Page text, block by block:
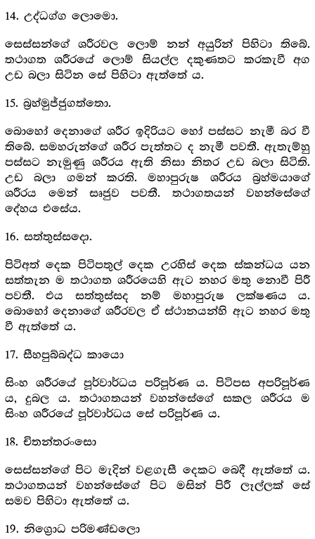
14. උද්ධග්ග ලොමො.
සෙස්සන්ගේ ශරීරවල ලොම් නන් අයුරින් පිහිටා තිබේ.
තථාගත ශරීරයේ ලොම් සියල්ල දකුණතට කරකැවී අග
උඩ බලා සිටින සේ පිහිටා ඇත්තේ ය.
15. බ්‍රහ්මුජ්ජුගත්තො.
බොහෝ දෙනාගේ ශරීර ඉදිරියට හෝ පස්සට නැමී බර වී
තිබේ. සමහරුන්ගේ ශරීර පැත්තට ද නැමී පවතී. ඇතැම්හු
පස්සට නැමුණු ශරීරය ඇති නිසා නිතර උඩ බලා සිටිති.
උඩ බලා ගමන් කරති. මහාපුරුෂ ශරීරය බ්‍රහ්මයාගේ
ශරීරය මෙන් සෘජුව පවතී. තථාගතයන් වහන්සේගේ
දේහය එසේය.
16. සත්තුස්සදො.
පිටිඅත් දෙක පිටිපතුල් දෙක උරහිස් දෙක ස්කන්ධය යන
සත්තැන ම තථාගත ශරීරයෙහි ඇට නහර මතු නොවී පිරී
පවතී. එය සත්තුස්සද නම් මහාපුරුෂ ලක්ෂණය ය.
බොහෝ දෙනාගේ ශරීරවල ඒ ස්ථානයන්හි ඇට නහර මතු
වී ඇත්තේ ය.
17. සීහපුබ්බද්ධ කායො
සිංහ ශරීරයේ පූර්වාර්ධය පරිපූර්ණ ය. පිටිපස අපරිපූර්ණ
ය, දුබල ය. තථාගතයන් වහන්සේගේ සකල ශරීරය ම
සිංහ ශරීරයේ පූර්වාර්ධය සේ පරිපූර්ණ ය.
18. චිතන්තරංසො
සෙස්සන්ගේ පිට මැදින් වළගැසී දෙකට බෙදී ඇත්තේ ය.
තථාගතයන් වහන්සේගේ පිට මසින් පිරී ලෑල්ලක් සේ
සමව පිහිටා ඇත්තේ ය.
19. නිග්‍රොධ පරිමණ්ඩලො